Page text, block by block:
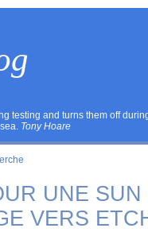
testing and turns them off
Tony Hoare
UNE
VERS